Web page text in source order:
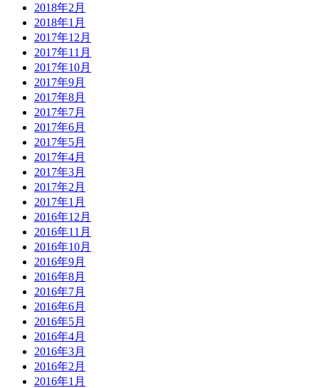
2018年2月
2018年1月
2017年12月
2017年11月
2017年10月
2017年9月
2017年8月
2017年7月
2017年6月
2017年5月
2017年4月
2017年3月
2017年2月
2017年1月
2016年12月
2016年11月
2016年10月
2016年9月
2016年8月
2016年7月
2016年6月
2016年5月
2016年4月
2016年3月
2016年2月
2016年1月